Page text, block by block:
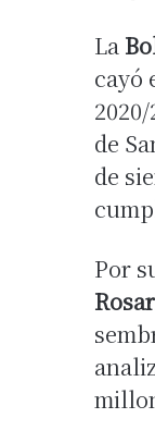
La
cayó
de
de
Por